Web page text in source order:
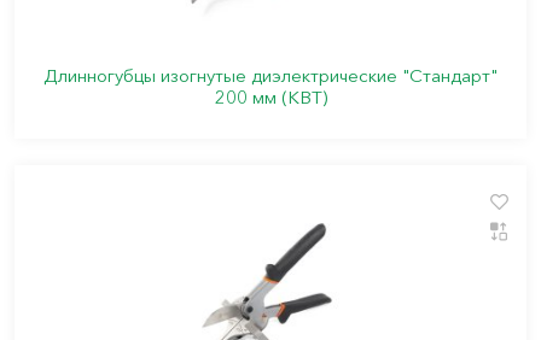
Длинногубцы изогнутые диэлектрические "Стандарт"
200 мм (КВТ)